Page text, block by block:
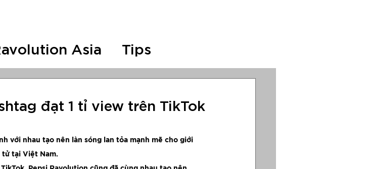
Asia Tips
đạt 1 tỉ view trên TikTok
với nhau tạo nên làn sóng lan tỏa mạnh mẽ cho giới
tử tại Việt Nam.